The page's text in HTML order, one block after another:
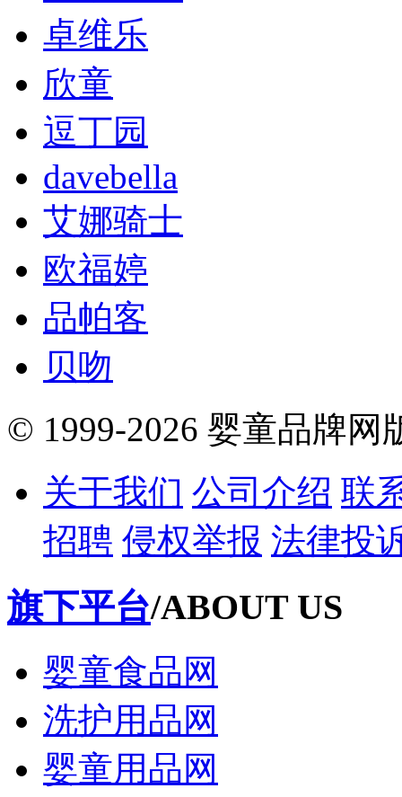
卓维乐
欣童
逗丁园
davebella
艾娜骑士
欧福婷
品帕客
贝吻
© 1999-2026 婴童品牌网
关于我们 公司介绍 联
招聘 侵权举报 法律投
旗下平台/ABOUT US
婴童食品网
洗护用品网
婴童用品网